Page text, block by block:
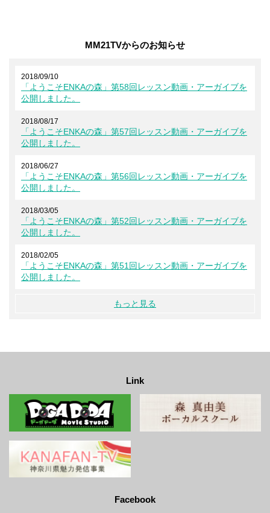
MM21TVからのお知らせ
2018/09/10
「ようこそENKAの森」第58回レッスン動画・アーガイブを
公開しました。
2018/08/17
「ようこそENKAの森」第57回レッスン動画・アーガイブを
公開しました。
2018/06/27
「ようこそENKAの森」第56回レッスン動画・アーガイブを
公開しました。
2018/03/05
「ようこそENKAの森」第52回レッスン動画・アーガイブを
公開しました。
2018/02/05
「ようこそENKAの森」第51回レッスン動画・アーガイブを
公開しました。
もっと見る
Link
Facebook